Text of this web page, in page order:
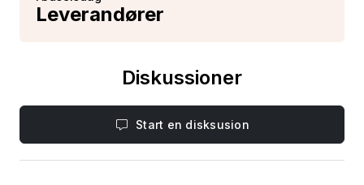
Leverandører
Diskussioner
Start en disksusion